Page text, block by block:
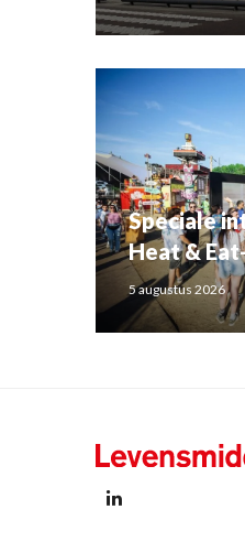
Speciale
Heat &
5 augustus 2026